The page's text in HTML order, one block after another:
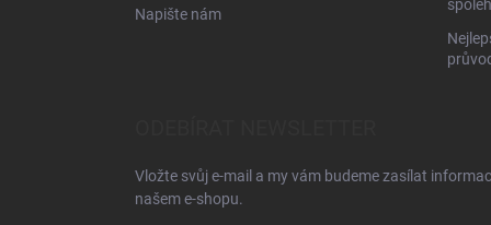
Napište nám
Vložte svůj e-mail a my vám budeme zasílat
našem e-shopu.